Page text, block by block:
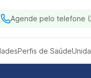
Agende pelo telefone
Perfis de Saúde